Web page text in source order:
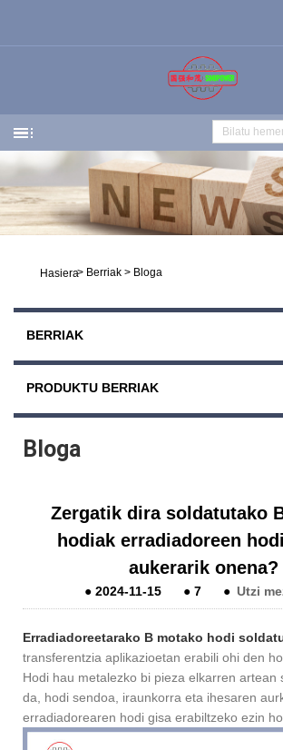
Hasiera> Berriak > Bloga
BERRIAK
PRODUKTU BERRIAK
Bloga
Zergatik dira soldatutako
hodiak erradiadoreen
aukerarik onena?
● 2024-11-15 ● 7 ● Utzi
Erradiadoreetarako B motako hodi
transferentzia aplikazioetan erabili ohi den
Hodi hau metalezko bi pieza elkarren artean
da, hodi sendoa, iraunkorra eta ihesaren
erradiadorearen hodi gisa erabiltzeko ezin